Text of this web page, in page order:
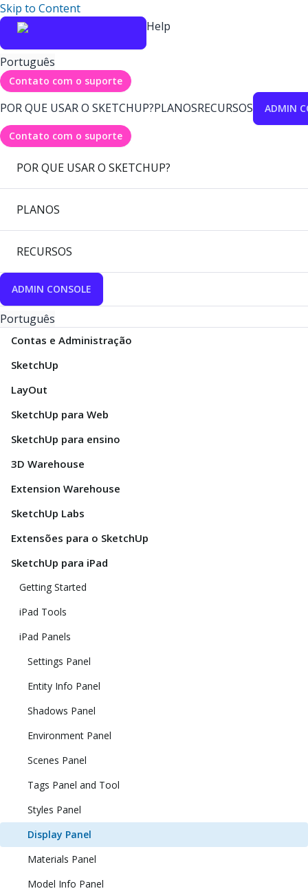
Skip to Content
Help
Português
Contato com o suporte
POR QUE USAR O SKETCHUP?PLANOSRECURSOS ADMIN
Contato com o suporte
POR QUE USAR O SKETCHUP?
PLANOS
RECURSOS
ADMIN CONSOLE
Português
Contas e Administração
SketchUp
LayOut
SketchUp para Web
SketchUp para ensino
3D Warehouse
Extension Warehouse
SketchUp Labs
Extensões para o SketchUp
SketchUp para iPad
Getting Started
iPad Tools
iPad Panels
Settings Panel
Entity Info Panel
Shadows Panel
Environment Panel
Scenes Panel
Tags Panel and Tool
Styles Panel
Display Panel
Materials Panel
Model Info Panel